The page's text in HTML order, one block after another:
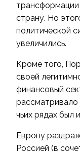
трансформации
страну. Но
политической
увеличились.
Кроме того,
своей
финансовый
рассматривало
чьих рядах был
Европу
Россией (в